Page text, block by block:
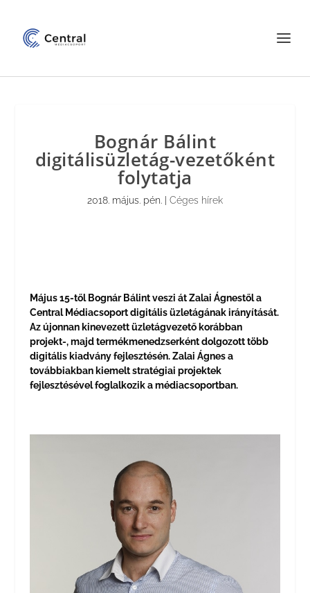
Bognár Bálint
digitálisüzletág-vezetőként
folytatja
2018. május. pén. Céges hírek
Május 15-től Bognár Bálint veszi át Zalai Ágnestől a
Central Médiacsoport digitális üzletágának irányítását.
Az újonnan kinevezett üzletágvezető korábban
projekt-, majd termékmenedzserként dolgozott több
digitális kiadvány fejlesztésén. Zalai Ágnes a
továbbiakban kiemelt stratégiai projektek
fejlesztésével foglalkozik a médiacsoportban.